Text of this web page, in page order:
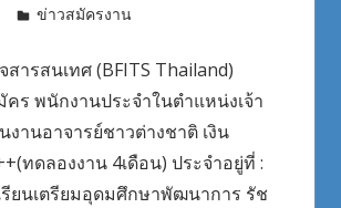
ข่าวสมัครงาน
สารสนเทศ (BFITS Thailand)
ร พนักงานประจำในตำแหน่งเจ้า
านอาจารย์ชาวต่างชาติ เงิน
ทดลองงาน 4เดือน) ประจำอยู่ที่ :
รียนเตรียมอุดมศึกษาพัฒนาการ รัช